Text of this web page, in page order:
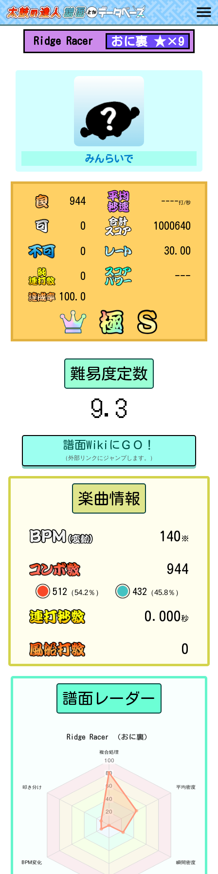
Ridge Racer おに裏 ★×9
みんらいで
944
0
0
0
100.0
----打/秒
1000640
30.00
---
難易度定数
9.3
譜面WikiにＧＯ！
（外部リンクにジャンプします。）
楽曲情報
140 ※
944
512 （54.2％） 432 （45.8％）
0.000秒
0
譜面レーダー